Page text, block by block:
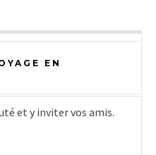
EN
et y inviter vos amis.